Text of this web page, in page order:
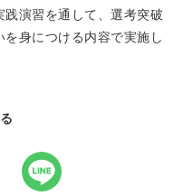
演習を通して、選考突破
身につける内容で実施し